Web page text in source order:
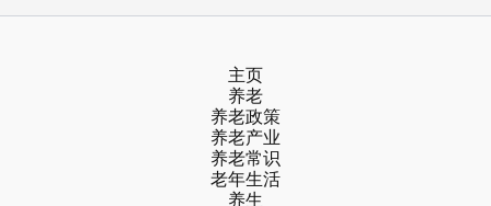
主页
养老
养老政策
养老产业
养老常识
老年生活
养生